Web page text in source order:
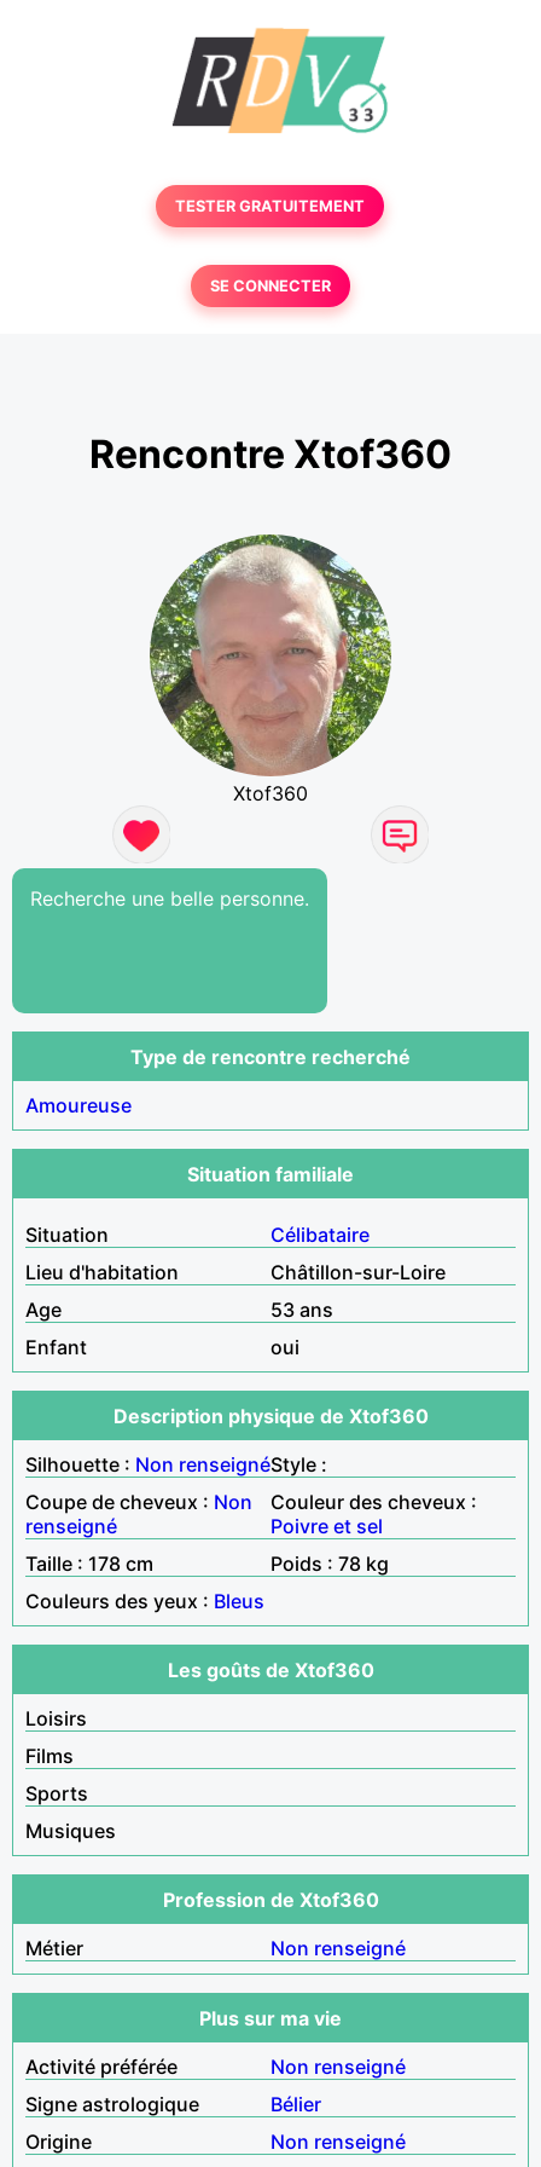
TESTER GRATUITEMENT
SE CONNECTER
Rencontre Xtof360
Xtof360
Recherche une belle personne.
Type de rencontre recherché
Amoureuse
Situation familiale
Situation
Célibataire
Lieu d'habitation
Châtillon-sur-Loire
Age
53 ans
Enfant
oui
Description physique de Xtof360
Silhouette : Non renseignéStyle :
Coupe de cheveux : Non
renseigné
Couleur des cheveux :
Poivre et sel
Taille : 178 cm
Poids : 78 kg
Couleurs des yeux : Bleus
Les goûts de Xtof360
Loisirs
Films
Sports
Musiques
Profession de Xtof360
Métier
Non renseigné
Plus sur ma vie
Activité préférée
Non renseigné
Signe astrologique
Bélier
Origine
Non renseigné